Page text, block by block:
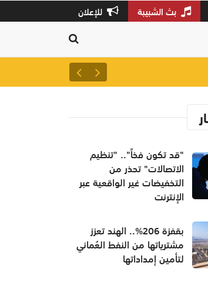
بث الشبيبة للإعلان
جلالة السُّلطان المعظم
"قد تكون فخاً".. "تنظيم
الاتصالات" تحذر من
التخفيضات غير الواقعية عبر
الإنترنت
بقفزة 206%.. الهند تعزز
مشترياتها من النفط العُماني
لتأمين إمداداتها